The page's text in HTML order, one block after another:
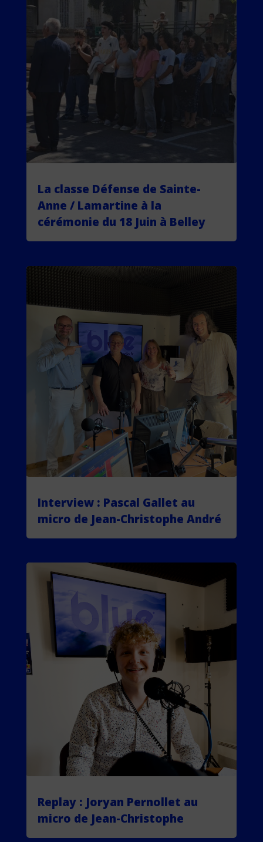
La classe Défense de Sainte-
Anne / Lamartine à la
cérémonie du 18 Juin à Belley
Interview : Pascal Gallet au
micro de Jean-Christophe André
Replay : Joryan Pernollet au
micro de Jean-Christophe